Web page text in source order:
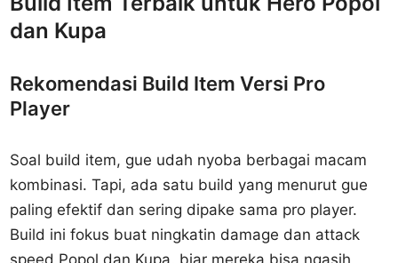
dan Kupa
Rekomendasi Build Item Versi Pro
Player
Soal build item, gue udah nyoba berbagai macam
kombinasi. Tapi, ada satu build yang menurut gue
paling efektif dan sering dipake sama pro player.
Build ini fokus buat ningkatin damage dan attack
speed Popol dan Kupa, biar mereka bisa ngasih